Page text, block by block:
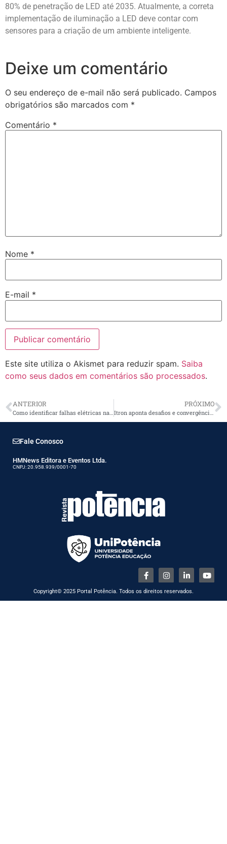
80% de penetração de LED até 2035. Atualmente, a correta
implementação de iluminação a LED deve contar com
sensores para a criação de um ambiente inteligente.
Deixe um comentário
O seu endereço de e-mail não será publicado. Campos
obrigatórios são marcados com *
Comentário *
Nome *
E-mail *
Este site utiliza o Akismet para reduzir spam. Saiba
como seus dados em comentários são processados.
ANTERIOR PRÓXIMO
Fale Conosco
HMNews Editora e Eventos Ltda.
CNPJ: 20.958.939/0001-70
Copyright© 2025 Portal Potência. Todos os direitos reservados.